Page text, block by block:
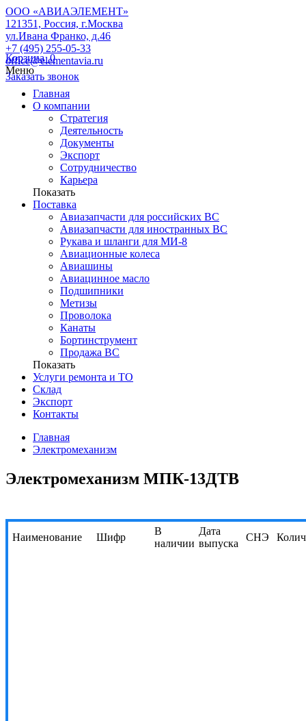
ООО «АВИАЭЛЕМЕНТ»
121351, Россия, г.Москва
ул.Ивана Франко, д.46
+7 (495) 255-05-33
office@elementavia.ru
Заказать звонок
Корзина0
Меню
Главная
О компании
Стратегия
Деятельность
Документы
Экспорт
Сотрудничество
Карьера
Показать
Поставка
Авиазапчасти для российских ВС
Авиазапчасти для иностранных ВС
Рукава и шланги для МИ-8
Авиационные колеса
Авиашины
Авиацинное масло
Подшипники
Метизы
Проволока
Канаты
Бортинструмент
Продажа ВС
Показать
Услуги ремонта и ТО
Склад
Экспорт
Контакты
Главная
Электромеханизм
Электромеханизм МПК-13ДТВ
Наименование Шифр
В
наличии
Дата
выпуска
СНЭ